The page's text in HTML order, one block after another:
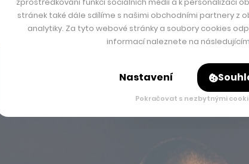
výši 2,3 miliardy dolarů (přibližně 52,9
stránek také dále sdílíme s našimi obchodními partnery z
analytiky. Za tyto webové stránky a soubory cookies
informací naleznete na následujícím
Nastavení
Pokračovat s nezbytnými